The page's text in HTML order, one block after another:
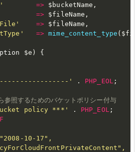
=> $bucketName ,
=> $fileName ,
=> $fileName ,
=> mime_content_type (
$e )
{
' . PHP_EOL ;
するためのバケットポリシー付与
policy ***' . PHP_EOL ;
10-17",